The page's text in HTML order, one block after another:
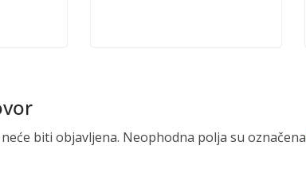
biti objavljena. Neophodna polja su označena